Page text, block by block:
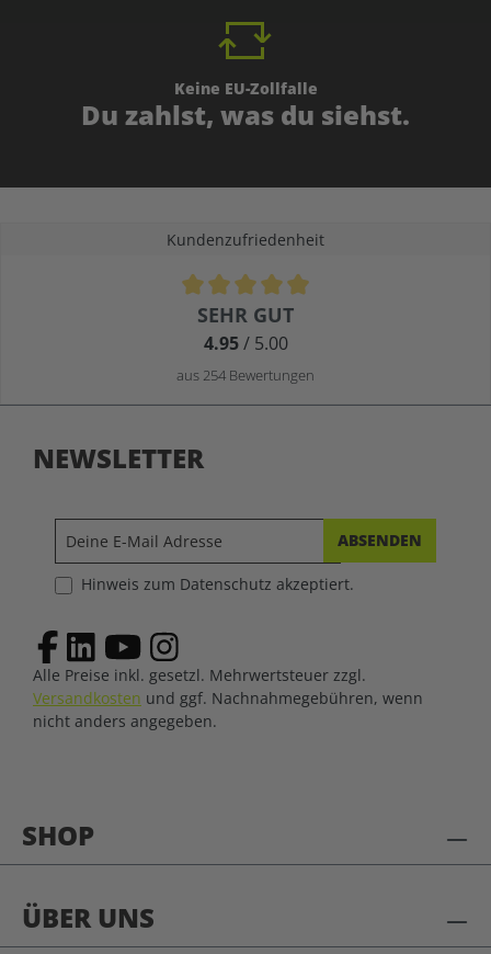
Keine EU-Zollfalle
Du zahlst, was du siehst.
Kundenzufriedenheit
Durchschnittliche Bewertung von 4.9 von 5 Sternen
SEHR GUT
4.95/ 5.00
aus 254 Bewertungen
SHOP
ÜBER UNS
NEWSLETTER
ABSENDEN
Hinweis zum Datenschutz akzeptiert.
Alle Preise inkl. gesetzl. Mehrwertsteuer zzgl.
Versandkosten und ggf. Nachnahmegebühren, wenn
nicht anders angegeben.